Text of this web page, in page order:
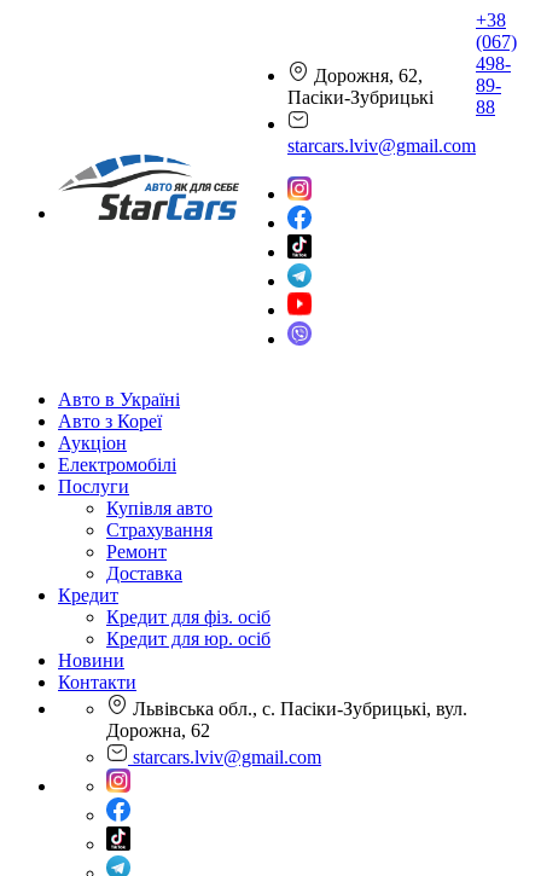
Дорожня, 62,
Пасіки-Зубрицькі
starcars.lviv@gmail.com
+38
(067)
498-
89-
88
Авто в Україні
Авто з Кореї
Аукціон
Електромобілі
Послуги
Купівля авто
Страхування
Ремонт
Доставка
Кредит
Кредит для фіз. осіб
Кредит для юр. осіб
Новини
Контакти
Львівська обл., с. Пасіки-Зубрицькі, вул.
Дорожна, 62
starcars.lviv@gmail.com